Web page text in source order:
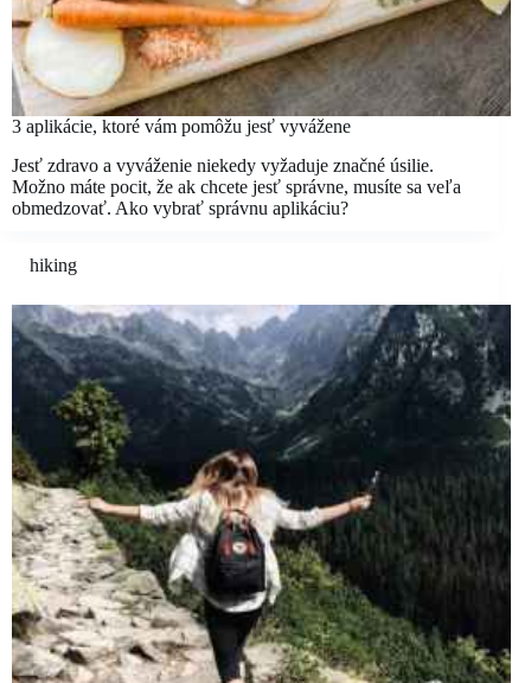
3 aplikácie, ktoré vám pomôžu jesť vyvážene
Jesť zdravo a vyváženie niekedy vyžaduje značné úsilie.
Možno máte pocit, že ak chcete jesť správne, musíte sa veľa
obmedzovať. Ako vybrať správnu aplikáciu?
hiking